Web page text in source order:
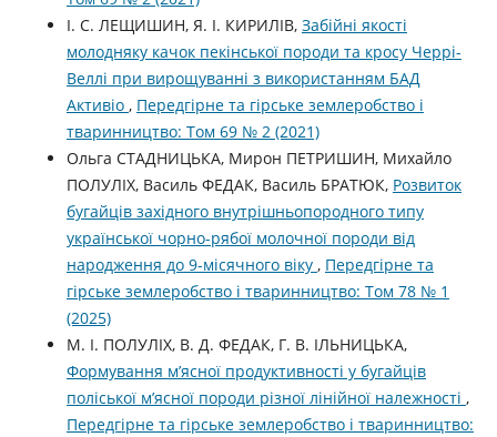
І. С. ЛЕЩИШИН, Я. І. КИРИЛІВ, Забійні якості
молодняку качок пекінської породи та кросу Черрі-
Веллі при вирощуванні з використанням БАД
Активіо , Передгірне та гірське землеробство і
тваринництво: Том 69 № 2 (2021)
Ольга СТАДНИЦЬКА, Мирон ПЕТРИШИН, Михайло
ПОЛУЛІХ, Василь ФЕДАК, Василь БРАТЮК, Розвиток
бугайців західного внутрішньопородного типу
української чорно-рябої молочної породи від
народження до 9-місячного віку , Передгірне та
гірське землеробство і тваринництво: Том 78 № 1
(2025)
М. І. ПОЛУЛІХ, В. Д. ФЕДАК, Г. В. ІЛЬНИЦЬКА,
Формування м’ясної продуктивності у бугайців
поліської м’ясної породи різної лінійної належності ,
Передгірне та гірське землеробство і тваринництво: